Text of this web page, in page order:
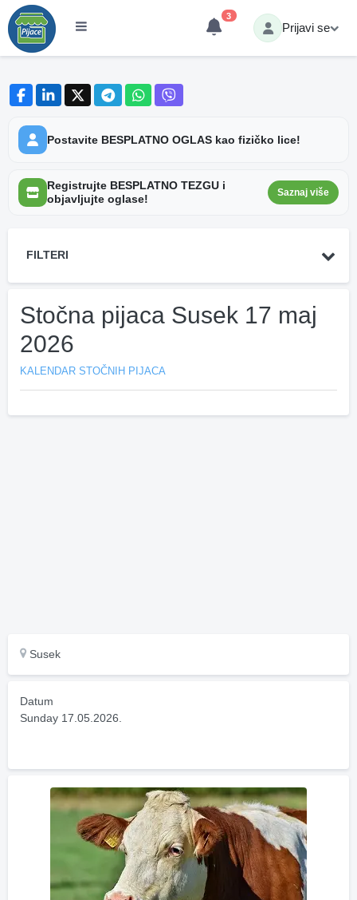
3
Prijavi se
Postavite BESPLATNO OGLAS kao fizičko lice!
Registrujte BESPLATNO TEZGU i
objavljujte oglase!
Saznaj više
FILTERI
Stočna pijaca Susek 17 maj
2026
KALENDAR STOČNIH PIJACA
Susek
Datum
Sunday 17.05.2026.